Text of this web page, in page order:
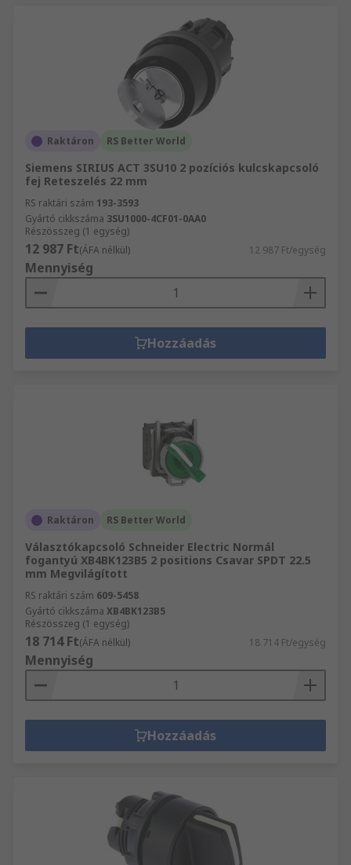
Raktáron RS Better World
Siemens SIRIUS ACT 3SU10 2 pozíciós kulcskapcsoló
fej Reteszelés 22 mm
RS raktári szám 193-3593
Gyártó cikkszáma 3SU1000-4CF01-0AA0
Részösszeg (1 egység)
12 987 Ft(ÁFA nélkül) 12 987 Ft/egység
Mennyiség
Hozzáadás
Raktáron RS Better World
Választókapcsoló Schneider Electric Normál
fogantyú XB4BK123B5 2 positions Csavar SPDT 22.5
mm Megvilágított
RS raktári szám 609-5458
Gyártó cikkszáma XB4BK123B5
Részösszeg (1 egység)
18 714 Ft(ÁFA nélkül) 18 714 Ft/egység
Mennyiség
Hozzáadás